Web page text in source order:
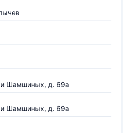
Шамшиных, д. 69а
Шамшиных, д. 69а